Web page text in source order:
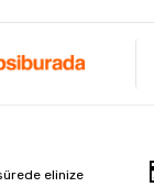
elinize